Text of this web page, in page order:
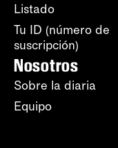
Listado
Tu ID (número de
suscripción)
Nosotros
Sobre la diaria
Equipo